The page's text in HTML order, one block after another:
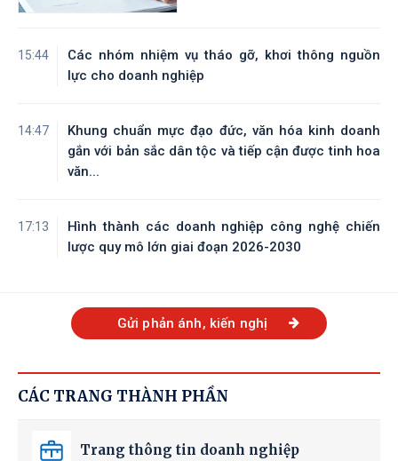
15:44
Các nhóm nhiệm vụ tháo gỡ, khơi thông nguồn
lực cho doanh nghiệp
14:47
Khung chuẩn mực đạo đức, văn hóa kinh doanh
gắn với bản sắc dân tộc và tiếp cận được tinh hoa
văn...
17:13
Hình thành các doanh nghiệp công nghệ chiến
lược quy mô lớn giai đoạn 2026-2030
Gửi phản ánh, kiến nghị
CÁC TRANG THÀNH PHẦN
Trang thông tin doanh nghiệp